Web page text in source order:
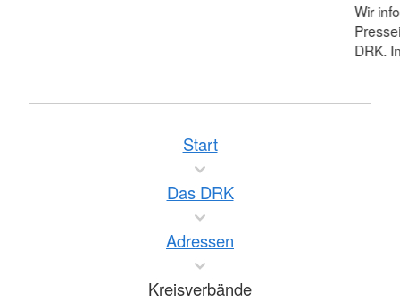
Wir
DRK.
Start
Das DRK
Adressen
Kreisverbände